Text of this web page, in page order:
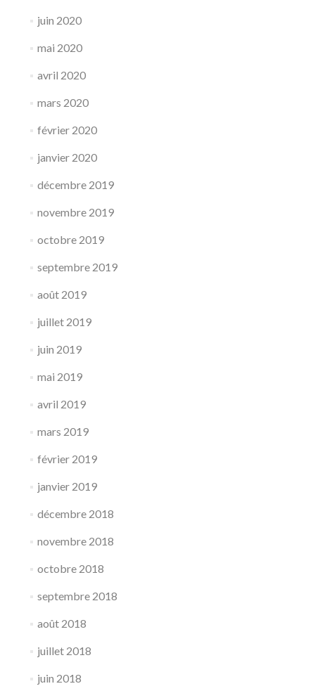
juin 2020
mai 2020
avril 2020
mars 2020
février 2020
janvier 2020
décembre 2019
novembre 2019
octobre 2019
septembre 2019
août 2019
juillet 2019
juin 2019
mai 2019
avril 2019
mars 2019
février 2019
janvier 2019
décembre 2018
novembre 2018
octobre 2018
septembre 2018
août 2018
juillet 2018
juin 2018